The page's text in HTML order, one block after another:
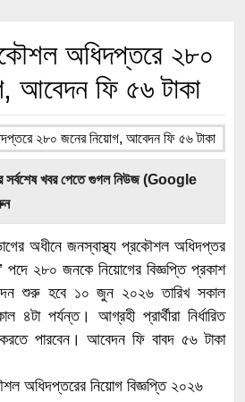
অধিদপ্তরে ২৮০
আবেদন ফি ৫৬ টাকা
সর্বশেষ খবর পেতে গুগল নিউজ (Google
অধীনে জনস্বাস্থ্য প্রকৌশল অধিদপ্তর
পদে ২৮০ জনকে নিয়োগের বিজ্ঞপ্তি প্রকাশ
শুরু হবে ১০ জুন ২০২৬ তারিখ সকাল
৪টা পর্যন্ত। আগ্রহী প্রার্থীরা নির্ধারিত
পারবেন। আবেদন ফি বাবদ ৫৬ টাকা
অধিদপ্তরের নিয়োগ বিজ্ঞপ্তি ২০২৬